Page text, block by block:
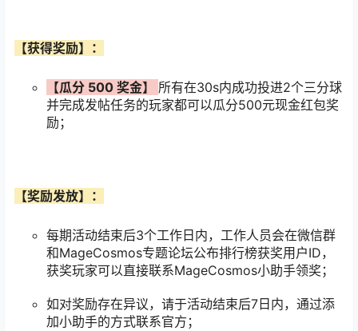
【获得奖励】：
【瓜分 500 奖金】 所有在30s内成功投进2个三分球
并完成发帖任务的玩家都可以瓜分500元现金红包奖
励；
【奖励发放】：
每期活动结束后3个工作日内，工作人员会在微信群
和MageCosmos专题论坛公布排行榜获奖用户ID，
获奖玩家可以直接联系MageCosmos小助手领奖；
如对奖励存在异议，请于活动结束后7日内，通过添
加小助手的方式联系官方；